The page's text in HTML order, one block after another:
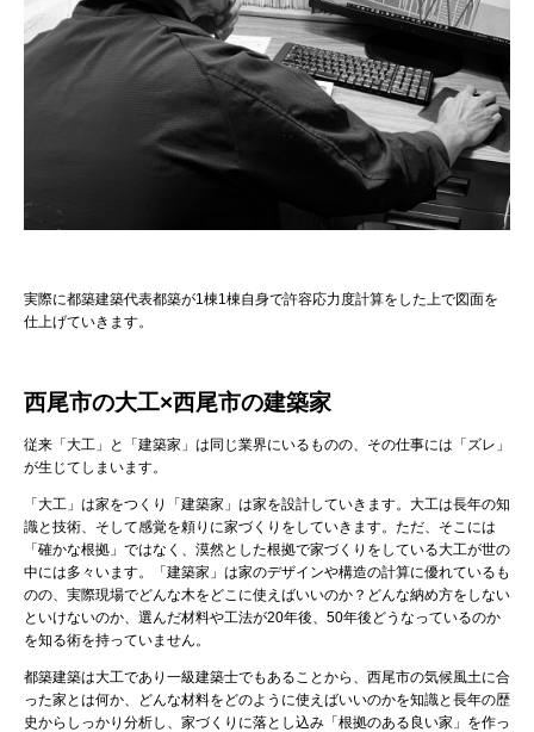
実際に都築建築代表都築が1棟1棟自身で許容応力度計算をした上で図面を
仕上げていきます。
西尾市の大工×西尾市の建築家
従来「大工」と「建築家」は同じ業界にいるものの、その仕事には「ズレ」
が生じてしまいます。
「大工」は家をつくり「建築家」は家を設計していきます。大工は長年の知
識と技術、そして感覚を頼りに家づくりをしていきます。ただ、そこには
「確かな根拠」ではなく、漠然とした根拠で家づくりをしている大工が世の
中には多々います。「建築家」は家のデザインや構造の計算に優れているも
のの、実際現場でどんな木をどこに使えばいいのか？どんな納め方をしない
といけないのか、選んだ材料や工法が20年後、50年後どうなっているのか
を知る術を持っていません。
都築建築は大工であり一級建築士でもあることから、西尾市の気候風土に合
った家とは何か、どんな材料をどのように使えばいいのかを知識と長年の歴
史からしっかり分析し、家づくりに落とし込み「根拠のある良い家」を作っ